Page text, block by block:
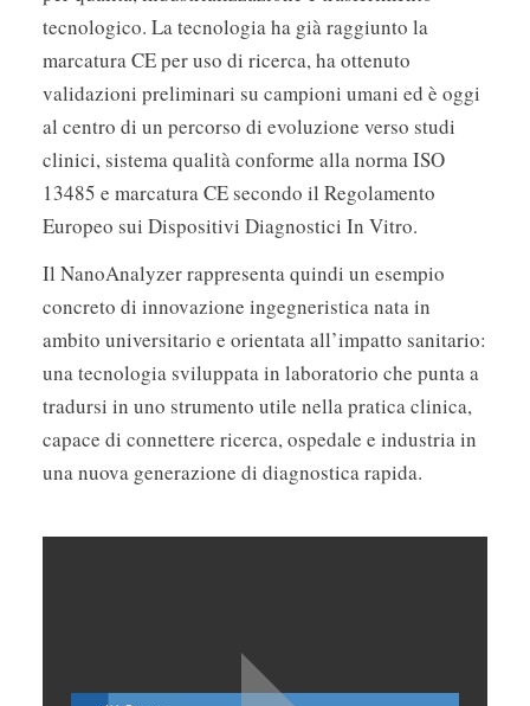
tecnologico. La tecnologia ha già raggiunto la
marcatura CE per uso di ricerca, ha ottenuto
validazioni preliminari su campioni umani ed è oggi
al centro di un percorso di evoluzione verso studi
clinici, sistema qualità conforme alla norma ISO
13485 e marcatura CE secondo il Regolamento
Europeo sui Dispositivi Diagnostici In Vitro.
Il NanoAnalyzer rappresenta quindi un esempio
concreto di innovazione ingegneristica nata in
ambito universitario e orientata all’impatto sanitario:
una tecnologia sviluppata in laboratorio che punta a
tradursi in uno strumento utile nella pratica clinica,
capace di connettere ricerca, ospedale e industria in
una nuova generazione di diagnostica rapida.